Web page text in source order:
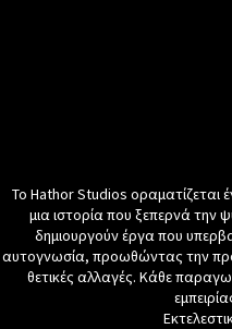
Το Hathor Studios οραματίζεται
μια ιστορία που ξεπερνά την
δημιουργούν έργα που
αυτογνωσία, προωθώντας την
θετικές αλλαγές. Κάθε